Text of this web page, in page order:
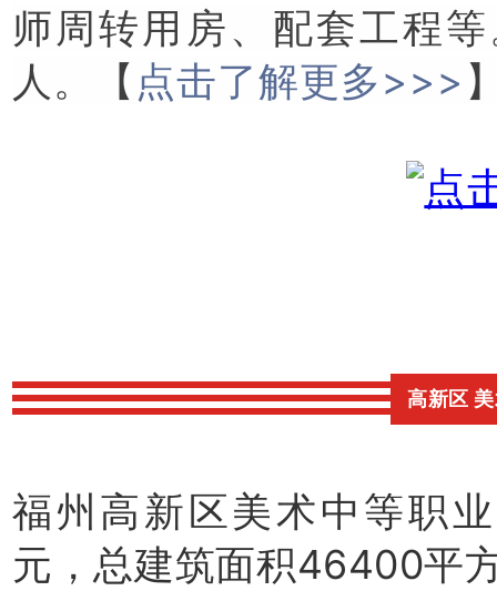
师周转用房、配套工程
人。【 点击了解更多>>>
高新区
福州高新区美术中等职
元，总建筑面积46400平